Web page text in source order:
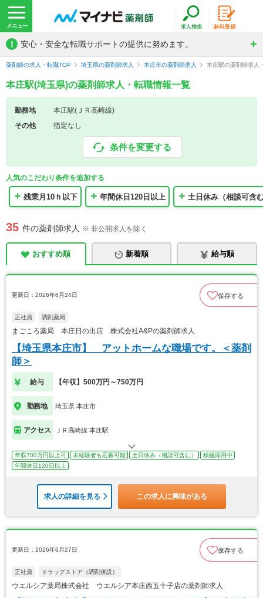
! 安心・安全な転職サポートの提供に努めます。
薬剤師の求人・転職TOP 埼玉県の薬剤師求人 本庄市の薬剤師求人 本庄駅の薬剤師求人
本庄駅(埼玉県)の薬剤師求人・転職情報一覧
勤務地
本庄駅(ＪＲ高崎線)
その他
指定なし
条件を変更する
人気のこだわり条件を追加する
残業月10ｈ以下 年間休日120日以上 土日休み（相談可含
35 件の薬剤師求人 ※ 非公開求人を除く
おすすめ順 新着順 給与順
更新日：2026年6月24日 保存する
正社員 調剤薬局
まごころ薬局 本庄日の出店 株式会社A&Pの薬剤師求人
【埼玉県本庄市】 アットホームな職場です。＜薬剤
師＞
給与 【年収】500万円～750万円
勤務地 埼玉県 本庄市
アクセス ＪＲ高崎線 本庄駅
年収700万円以上可 未経験者も応募可能 土日休み（相談可含む）
積極採用中
年間休日120日以上
求人の詳細を見る この求人に興味がある
更新日：2026年6月27日 保存する
正社員 ドラッグストア（調剤併設）
ウエルシア薬局株式会社 ウエルシア本庄西五十子店の薬剤師求人